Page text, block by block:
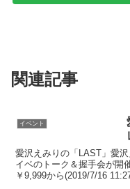
関連記事
イベント
愛沢えみりの「LAST」愛
イベのトーク＆握手会が開
￥9,999から(2019/7/16